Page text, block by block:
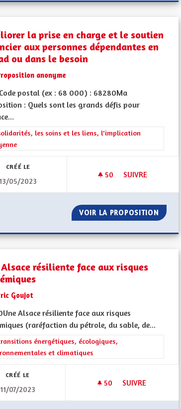
la prise en charge et le soutien
aux personnes dépendantes en
ou dans le besoin
anonyme
postal (ex : 68 000) : 68280Ma
: Quels sont les grands défis pour
les résultats de la catégorie : Les solidarités, les soins
les soins et les liens, l'implication
CRÉÉ LE
05/2023
50 50 ABONNÉS
SUIVRE
AMÉLIORER LA
VOIR LA PROPOSITION
Alsace résiliente face aux risques
Goujot
Alsace résiliente face aux risques
(raréfaction du pétrole, du sable, de...
les résultats de la catégorie : Les transitions
énergétiques, écologiques,
et climatiques
CRÉÉ LE
11/07/2023
50 50 ABONNÉS
SUIVRE
UNE ALSACE